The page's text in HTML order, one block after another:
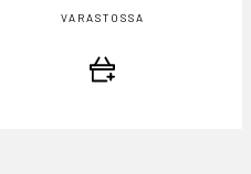
VARASTOSSA